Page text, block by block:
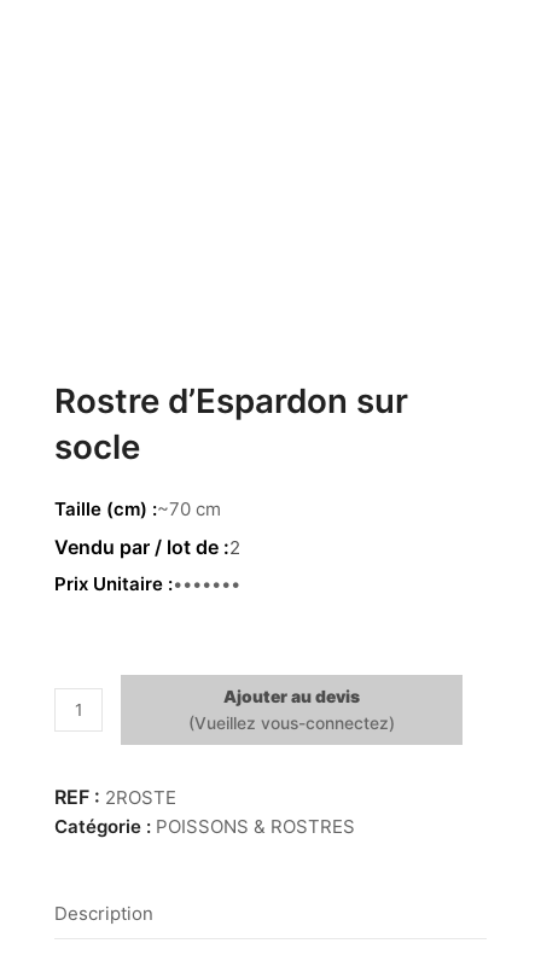
Rostre d’Espardon sur
socle
Taille (cm) ~70 cm
2
Prix Unitaire 49.00 €
quantité
de
d’Espardon
sur
Ajouter au devis
2ROSTE
Catégorie : POISSONS & ROSTRES
Description